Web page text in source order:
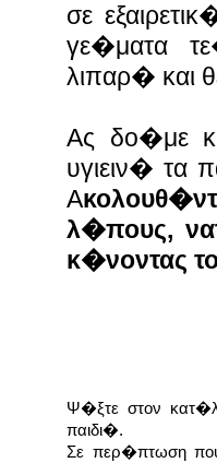
σε
γε�ματα
λιπαρ� και
Ας δο�με
υγιειν� τα
Α
λ�πους,
κ�νοντας
Ψ�ξτε στον
παιδι�.
Σε περ�πτωση